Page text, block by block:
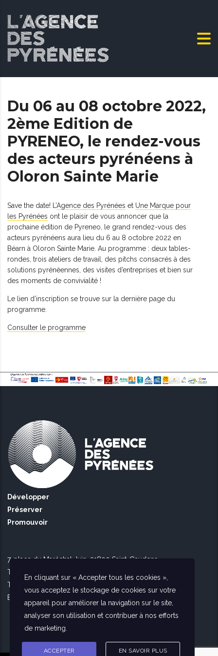
Du 06 au 08 octobre 2022,
2ème Edition de
PYRENEO, le rendez-vous
des acteurs pyrénéens à
Oloron Sainte Marie
Save the date! L’Agence des Pyrénées et Une Marque pour
les Pyrénées ont le plaisir de vous annoncer que la
prochaine édition de Pyreneo, le grand rendez-vous des
acteurs pyrénéens aura lieu du 6 au 8 octobre 2022 en
Béarn à Oloron Sainte Marie. Au programme : deux tables-
rondes, trois ateliers de travail, des pitchs consacrés à des
solutions pyrénéennes, des visites d’entreprises et bien sur
des moments de convivialité !
Le lien d’inscription se trouve sur la dernière page du
programme.
Consulter le programme
Développer
Préserver
Promouvoir
7, place du Maréchal Juin, 31800 Saint-Gaudens
Tél Toulouse : 09 51 90 16 56
Tél Saint Gaudens : 09 73 56 26 02
E-mail :
En cliquant sur « Accepter tous les cookies »,
vous acceptez le stockage de cookies sur votre
appareil pour améliorer la navigation sur le site,
analyser son utilisation et contribuer à nos efforts
de marketing.
ACCEPTER EN SAVOIR PLUS